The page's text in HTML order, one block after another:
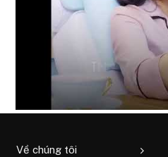
Về chúng tôi